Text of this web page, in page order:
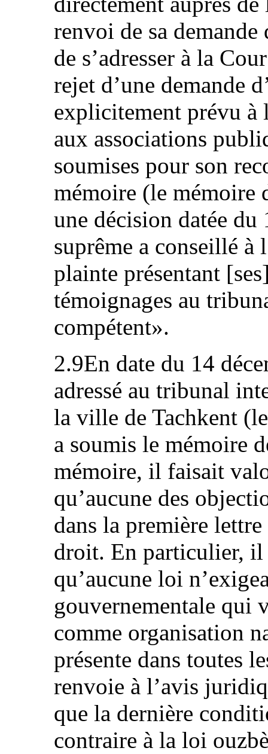
renvoi de sa
de s’adresser à la
rejet d’une demande
explicitement prévu à
aux associations
soumises pour son
mémoire (le mémoire
une décision datée
suprême a conseillé à
plainte présentant
témoignages au
compétent».
2.9En date du 14
adressé au tribunal
la ville de Tachkent
a soumis le mémoire
mémoire, il faisait
qu’aucune des
dans la première
droit. En particulier,
qu’aucune loi
gouvernementale qui
comme organisation
présente dans toutes
renvoie à l’avis
que la dernière
contraire à la loi